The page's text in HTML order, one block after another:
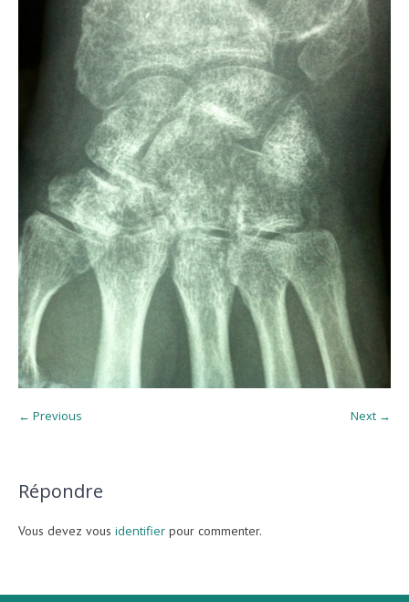
← Previous Next →
Répondre
Vous devez vous identifier pour commenter.